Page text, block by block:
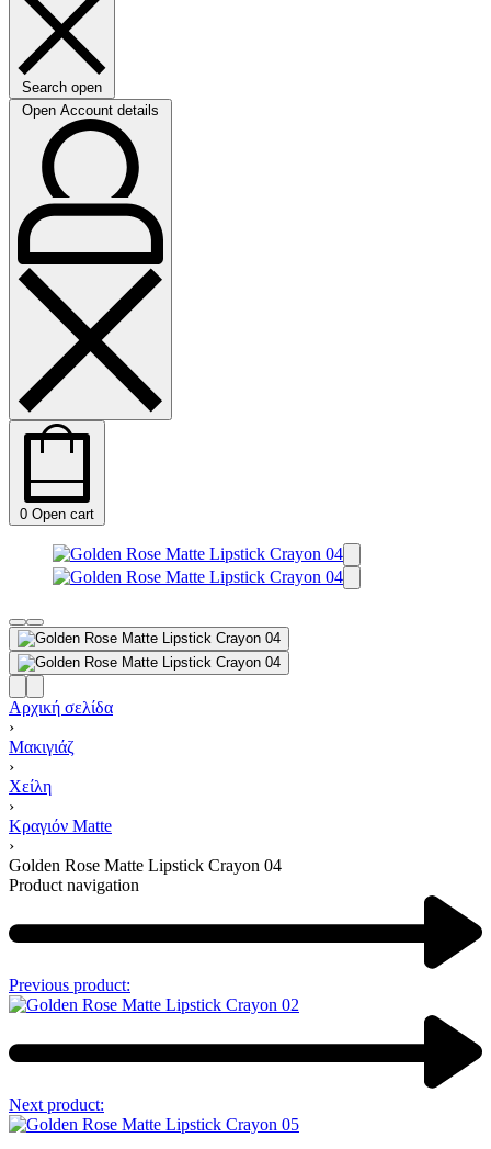
Search open
Open Account details
0 Open cart
Αρχική σελίδα
›
Μακιγιάζ
›
Χείλη
›
Κραγιόν Matte
›
Golden Rose Matte Lipstick Crayon 04
Product navigation
Previous product:
Next product: